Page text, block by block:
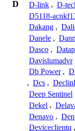
D D-link , D-
D5118-
Dakang ,
Danele ,
Dasco ,
Davislumadvr
Db Power ,
, Dcs ,
Deep Sentinel
Dekel ,
Denavo ,
Deviceclientq ,